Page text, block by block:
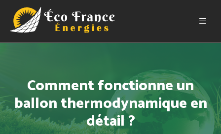
Comment fonctionne un
ballon thermodynamique en
détail ?